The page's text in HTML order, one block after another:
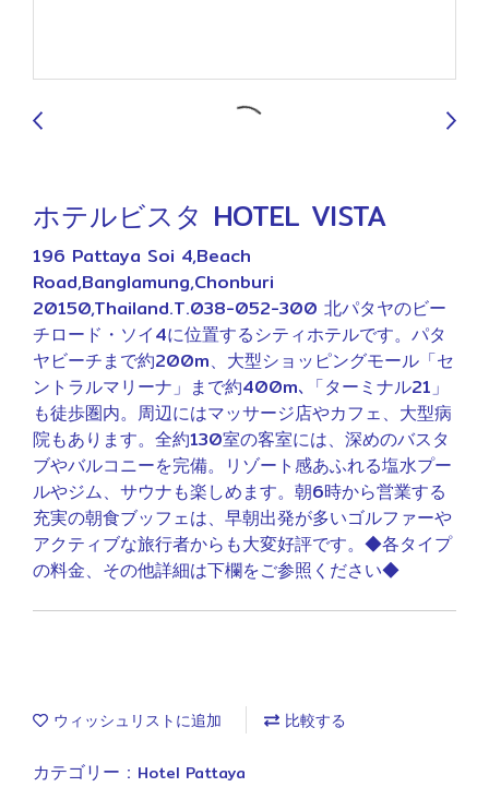
ホテルビスタ HOTEL VISTA
196 Pattaya Soi 4,Beach
Road,Banglamung,Chonburi
20150,Thailand.T.038-052-300 北パタヤのビー
チロード・ソイ4に位置するシティホテルです。パタ
ヤビーチまで約200m、大型ショッピングモール「セ
ントラルマリーナ」まで約400m､「ターミナル21」
も徒歩圏内。周辺にはマッサージ店やカフェ、大型病
院もあります。全約130室の客室には、深めのバスタ
ブやバルコニーを完備。リゾート感あふれる塩水プー
ルやジム、サウナも楽しめます。朝6時から営業する
充実の朝食ブッフェは、早朝出発が多いゴルファーや
アクティブな旅行者からも大変好評です。◆各タイプ
の料金、その他詳細は下欄をご参照ください◆
ウィッシュリストに追加 比較する
カテゴリー : Hotel Pattaya